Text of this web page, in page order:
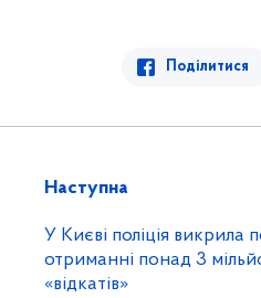
Поділитися
Наступна
У Києві поліція викрила
отриманні понад 3
«відкатів»